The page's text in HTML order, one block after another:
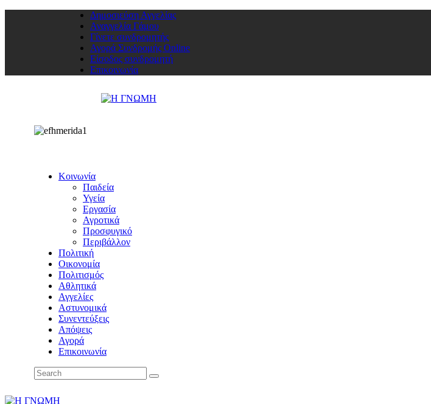
Δημοσιεύση Αγγελίας
Αναγγελία Γάμου
Γίνετε συνδρομητής
Αγορά Συνδρομής Online
Είσοδος συνδρομητή
Επικοινωνία
Κοινωνία
Παιδεία
Υγεία
Εργασία
Αγροτικά
Προσφυγικό
Περιβάλλον
Πολιτική
Οικονομία
Πολιτισμός
Αθλητικά
Αγγελίες
Αστυνομικά
Συνεντεύξεις
Απόψεις
Αγορά
Επικοινωνία